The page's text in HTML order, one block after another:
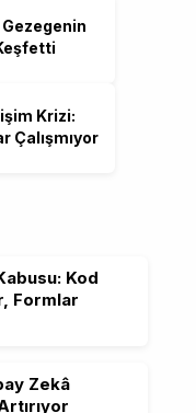
Krizi:
Çalışmıyor
Kod
Formlar
Zekâ